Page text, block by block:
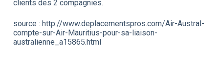
clients des 2 compagnies.
source : http://www.deplacementspros.com/Air-Austral-
compte-sur-Air-Mauritius-pour-sa-liaison-
australienne_a15865.html